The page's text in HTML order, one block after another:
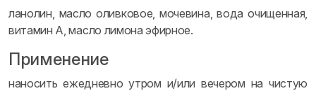
ланолин, масло оливковое, мочевина, вода очищенная,
витамин А, масло лимона эфирное.
Применение
наносить ежедневно утром и/или вечером на чистую